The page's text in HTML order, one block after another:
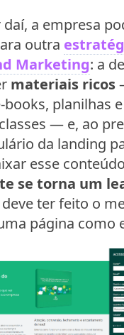
a empresa
outra
Marketing: a de
materiais ricos
books, planilhas e
— e, ao
da landing
esse
se torna um
deve ter feito o
página como